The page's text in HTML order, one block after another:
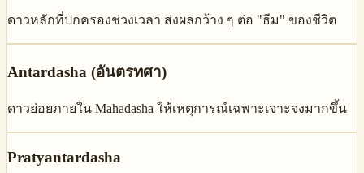
ดาวหลักที่ปกครองช่วงเวลา ส่งผลกว้าง ๆ ต่อ "ธีม" ของชีวิต
Antardasha (อันตรทศา)
ดาวย่อยภายใน Mahadasha ให้เหตุการณ์เฉพาะเจาะจงมากขึ้น
Pratyantardasha